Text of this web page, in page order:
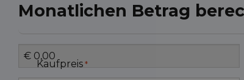
Monatlichen Betrag
Kaufpreis *